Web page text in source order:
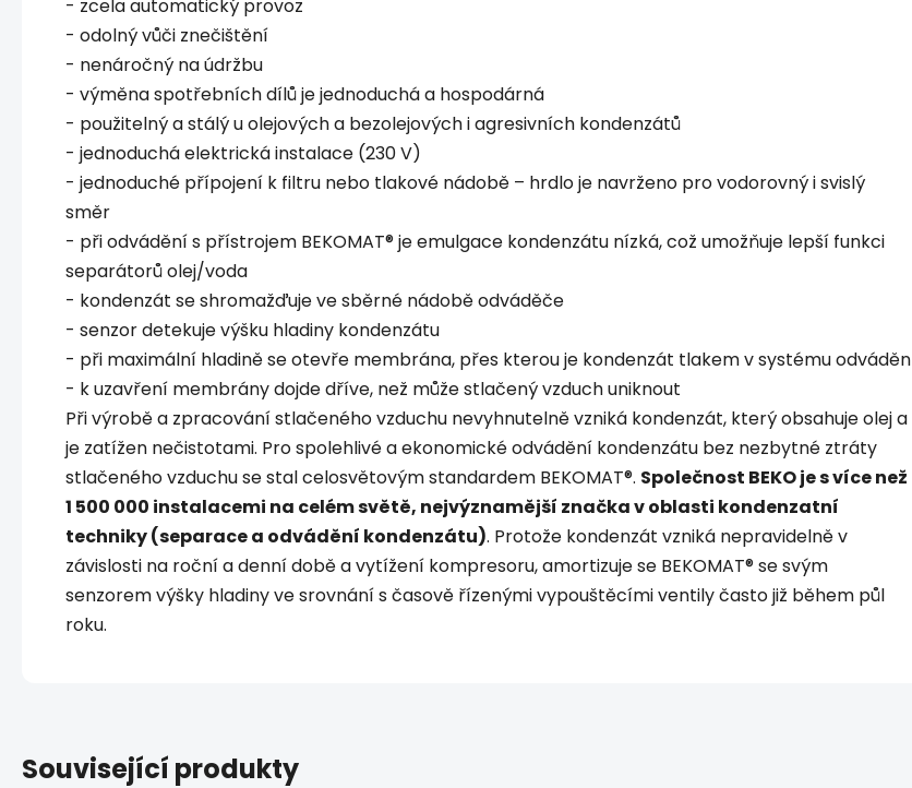
- zcela automatický provoz
- odolný vůči znečištění
- nenáročný na údržbu
- výměna spotřebních dílů je jednoduchá a hospodárná
- použitelný a stálý u olejových a bezolejových i agresivních kondenzátů
- jednoduchá elektrická instalace (230 V)
- jednoduché přípojení k filtru nebo tlakové nádobě – hrdlo je navrženo pro vodorovný i svislý
směr
- při odvádění s přístrojem BEKOMAT® je emulgace kondenzátu nízká, což umožňuje lepší funkci
separátorů olej/voda
- kondenzát se shromažďuje ve sběrné nádobě odváděče
- senzor detekuje výšku hladiny kondenzátu
- při maximální hladině se otevře membrána, přes kterou je kondenzát tlakem v systému odváděn
- k uzavření membrány dojde dříve, než může stlačený vzduch uniknout
Při výrobě a zpracování stlačeného vzduchu nevyhnutelně vzniká kondenzát, který obsahuje olej a
je zatížen nečistotami. Pro spolehlivé a ekonomické odvádění kondenzátu bez nezbytné ztráty
stlačeného vzduchu se stal celosvětovým standardem BEKOMAT®. Společnost BEKO je s více než
1 500 000 instalacemi na celém světě, nejvýznamější značka v oblasti kondenzatní
techniky (separace a odvádění kondenzátu). Protože kondenzát vzniká nepravidelně v
závislosti na roční a denní době a vytížení kompresoru, amortizuje se BEKOMAT® se svým
senzorem výšky hladiny ve srovnání s časově řízenými vypouštěcími ventily často již během půl
roku.
Související produkty